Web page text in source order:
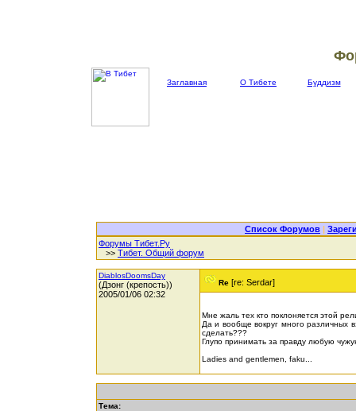
Заглавная О Тибете Буддизм
Список Форумов |
Форумы Тибет.Ру
>> Тибет. Общий форум
DiablosDoomsDay
(Дзонг (крепость))
2005/01/06 02:32
Re [re: Serdar]
Мне жаль тех кто поклоняется этой
Да и вообще вокруг много различных
сделать???
Глупо принимать за правду любую
Ladies and gentlemen, faku...
Тема: